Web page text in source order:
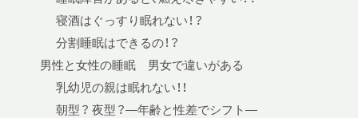
寝酒はぐっすり眠れない！？
分割睡眠はできるの！？
男性と女性の睡眠 男女で違いがある
乳幼児の親は眠れない！！
朝型？ 夜型？—年齢と性差でシフト—